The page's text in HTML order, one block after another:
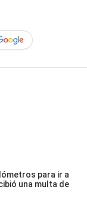
para ir a
una multa de